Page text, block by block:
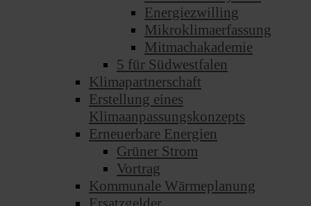
Energiezwilling
Mikroklimaerfassung
Mitmachakademie
5 für Südwestfalen
Klimapartnerschaft
Erstellung eines
Klimaanpassungskonzepts
Erneuerbare Energien
Grüner Strom
Vortrag
Kommunale Wärmeplanung